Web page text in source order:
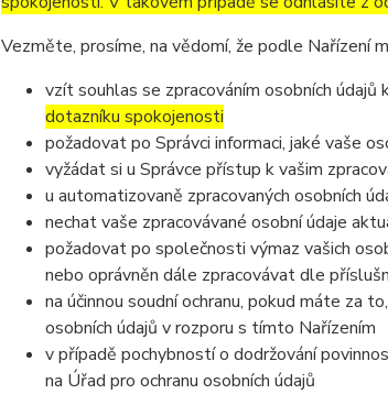
Vezměte, prosíme, na vědomí, že podle Nařízení
vzít souhlas se zpracováním osobních
dotazníku spokojenosti
požadovat po Správci informaci, jaké vaše
vyžádat si u Správce přístup k vašim
u automatizovaně zpracovaných osobních
nechat vaše zpracovávané osobní údaje
požadovat po společnosti výmaz vašich
nebo oprávněn dále zpracovávat dle
na účinnou soudní ochranu, pokud máte za
osobních údajů v rozporu s tímto Nařízením
v případě pochybností o dodržování
na Úřad pro ochranu osobních údajů